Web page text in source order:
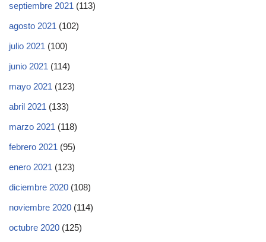
septiembre 2021 (113)
agosto 2021 (102)
julio 2021 (100)
junio 2021 (114)
mayo 2021 (123)
abril 2021 (133)
marzo 2021 (118)
febrero 2021 (95)
enero 2021 (123)
diciembre 2020 (108)
noviembre 2020 (114)
octubre 2020 (125)